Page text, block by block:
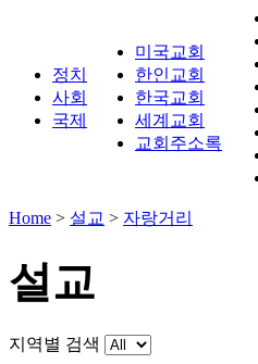
정치
사회
국제
미국교회
한인교회
한국교회
세계교회
교회주소록
Home > 설교 > 자랑거리
설교
지역별 검색